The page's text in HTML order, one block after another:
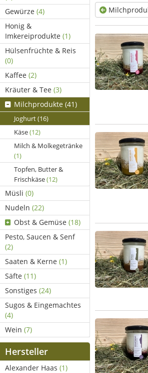
Gewürze (4)
Honig &
Imkereiprodukte (1)
Hülsenfrüchte & Reis
(0)
Kaffee (2)
Kräuter & Tee (3)
Milchprodukte (41)
Joghurt(16)
Käse(12)
Milch & Molkegetränke
(1)
Topfen, Butter &
Frischkäse(12)
Müsli (0)
Nudeln (22)
Obst & Gemüse (18)
Pesto, Saucen & Senf
(2)
Saaten & Kerne (1)
Säfte (11)
Sonstiges (24)
Sugos & Eingemachtes
(4)
Wein (7)
Hersteller
Alexander Haas (1)